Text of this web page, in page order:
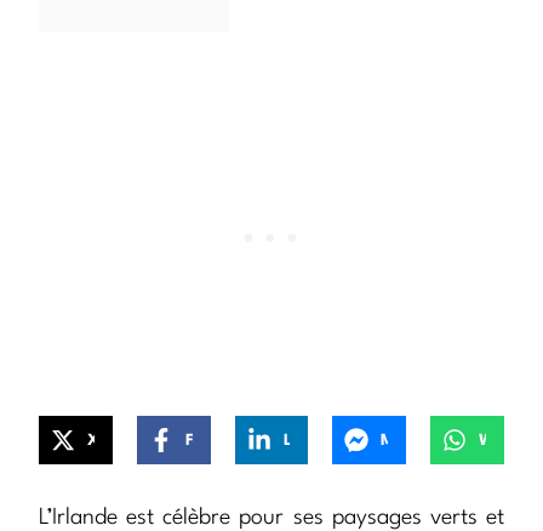
L’Irlande est célèbre pour ses paysages verts et